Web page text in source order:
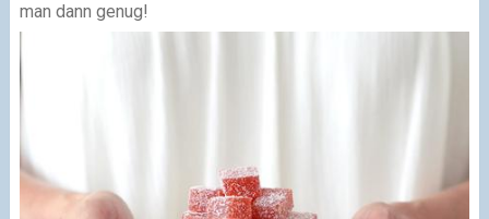
man dann genug!